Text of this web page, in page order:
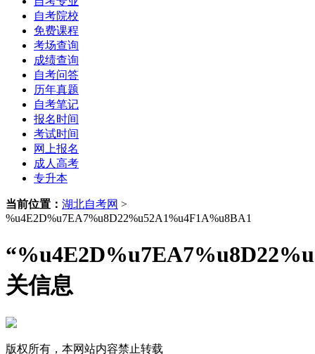
自考院校
免费课程
考场查询
成绩查询
自考问答
历年真题
自考笔记
报名时间
考试时间
网上报名
成人高考
专升本
当前位置： 湖北自考网 >
%u4E2D%u7EA7%u8D22%u52A1%u4F1A%u8BA1
关信息
版权所有，本网站内容禁止转载